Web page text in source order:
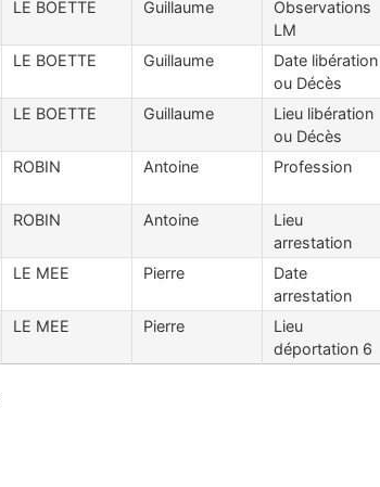
LE BOETTE Guillaume
Observations
LM
LE BOETTE Guillaume
Date libération
ou Décès
LE BOETTE Guillaume
Lieu libération
ou Décès
ROBIN Antoine Profession
ROBIN Antoine
Lieu
arrestation
LE MEE Pierre
Date
arrestation
LE MEE Pierre
Lieu
déportation 6